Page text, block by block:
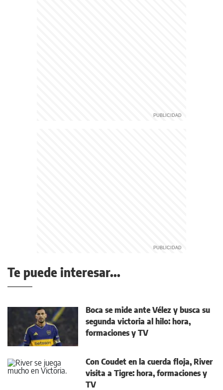
Te puede interesar...
Boca se mide ante Vélez y busca su
segunda victoria al hilo: hora,
formaciones y TV
Con Coudet en la cuerda floja, River
visita a Tigre: hora, formaciones y
TV